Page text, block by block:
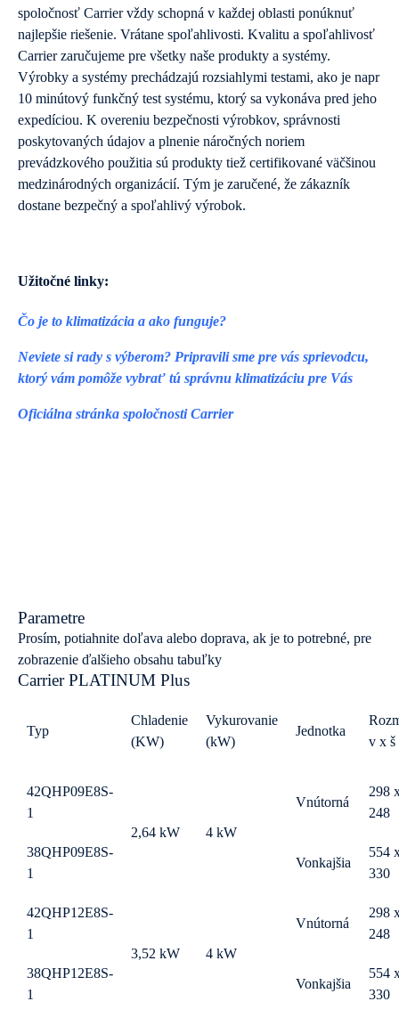
spoločnosť Carrier vždy schopná v každej oblasti ponúknuť
najlepšie riešenie. Vrátane spoľahlivosti. Kvalitu a spoľahlivosť
Carrier zaručujeme pre všetky naše produkty a systémy.
Výrobky a systémy prechádzajú rozsiahlymi testami, ako je napr
10 minútový funkčný test systému, ktorý sa vykonáva pred jeho
expedíciou. K overeniu bezpečnosti výrobkov, správnosti
poskytovaných údajov a plnenie náročných noriem
prevádzkového použitia sú produkty tiež certifikované väčšinou
medzinárodných organizácií. Tým je zaručené, že zákazník
dostane bezpečný a spoľahlivý výrobok.
Užitočné linky:
Čo je to klimatizácia a ako funguje?
Neviete si rady s výberom? Pripravili sme pre vás sprievodcu,
ktorý vám pomôže vybrať tú správnu klimatizáciu pre Vás
Oficiálna stránka spoločnosti Carrier
Parametre
Prosím, potiahnite doľava alebo doprava, ak je to potrebné, pre
zobrazenie ďalšieho obsahu tabuľky
Carrier PLATINUM Plus
Typ
Chladenie
(KW)
Vykurovanie
(kW)
Jednotka
v x š
42QHP09E8S-
1
2,64 kW
4 kW
Vnútorná
298
248
38QHP09E8S-
1
Vonkajšia
554
330
42QHP12E8S-
1
3,52 kW
4 kW
Vnútorná
298
248
38QHP12E8S-
1
Vonkajšia
554
330